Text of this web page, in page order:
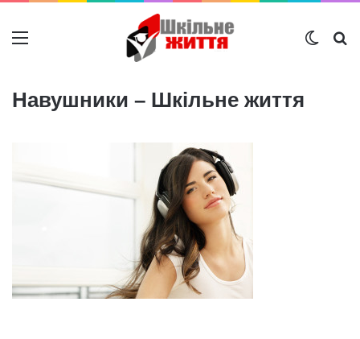
Меню
Навушники – Шкільне життя